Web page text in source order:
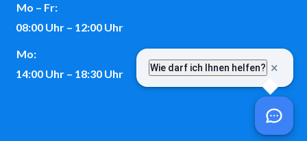
Mo – Fr:
08:00 Uhr – 12:00 Uhr
Mo:
14:00 Uhr – 18:30 Uhr